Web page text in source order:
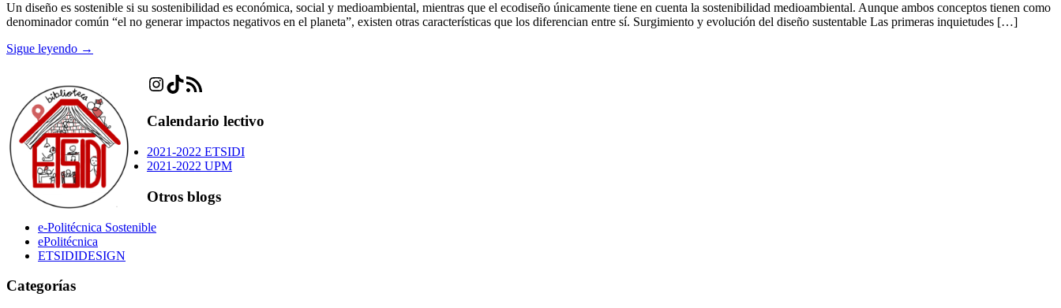
Un diseño es sostenible si su sostenibilidad es económica, social y medioambiental, mientras que el ecodiseño únicamente tiene en cuenta la sostenibilidad medioambiental. Aunque ambos conceptos tienen como
denominador común “el no generar impactos negativos en el planeta”, existen otras características que los diferencian entre sí. Surgimiento y evolución del diseño sustentable Las primeras inquietudes […]
Sigue leyendo →
Instagram
TikTok
Feed RSS
Calendario lectivo
2021-2022 ETSIDI
2021-2022 UPM
Otros blogs
e-Politécnica Sostenible
ePolitécnica
ETSIDIDESIGN
Categorías